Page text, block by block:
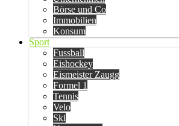
Börse und Co
Immobilien
Konsum
Sport
Fussball
Eishockey
Eismeister Zaugg
Formel 1
Tennis
Velo
Ski